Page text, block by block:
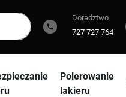
phone
Doradztwo
727 727 764
Polerowanie
lakieru